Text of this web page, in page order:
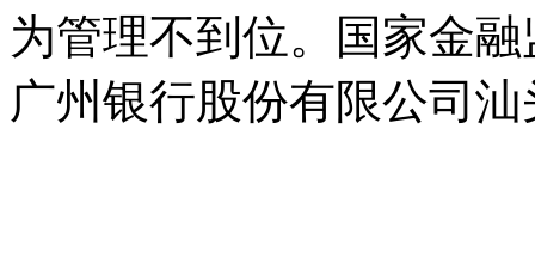
为管理不到位。国家金
广州银行股份有限公司